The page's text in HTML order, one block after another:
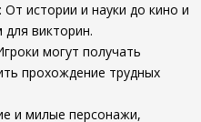
: От истории и науки до кино и
викторин.
могут получать
прохождение трудных
и милые персонажи,